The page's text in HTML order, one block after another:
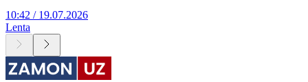
10:42 / 19.07.2026
Lenta